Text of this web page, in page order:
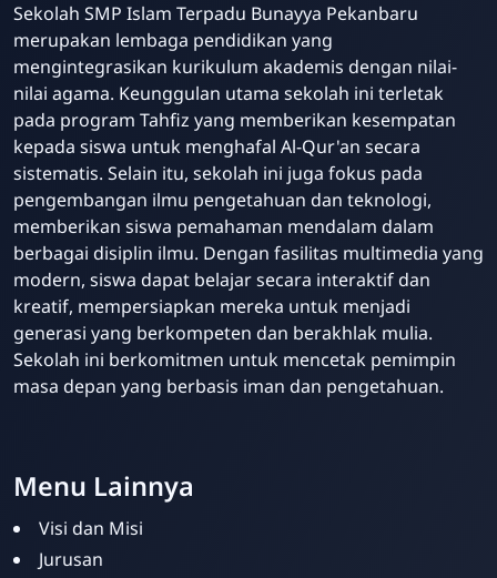
Sekolah SMP Islam Terpadu Bunayya Pekanbaru
merupakan lembaga pendidikan yang
mengintegrasikan kurikulum akademis dengan nilai-
nilai agama. Keunggulan utama sekolah ini terletak
pada program Tahfiz yang memberikan kesempatan
kepada siswa untuk menghafal Al-Qur'an secara
sistematis. Selain itu, sekolah ini juga fokus pada
pengembangan ilmu pengetahuan dan teknologi,
memberikan siswa pemahaman mendalam dalam
berbagai disiplin ilmu. Dengan fasilitas multimedia yang
modern, siswa dapat belajar secara interaktif dan
kreatif, mempersiapkan mereka untuk menjadi
generasi yang berkompeten dan berakhlak mulia.
Sekolah ini berkomitmen untuk mencetak pemimpin
masa depan yang berbasis iman dan pengetahuan.
Menu Lainnya
Visi dan Misi
Jurusan